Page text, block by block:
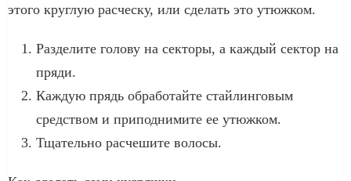
этого круглую расческу, или сделать это утюжком.
Разделите голову на секторы, а каждый сектор на
пряди.
Каждую прядь обработайте стайлинговым
средством и приподнимите ее утюжком.
Тщательно расчешите волосы.